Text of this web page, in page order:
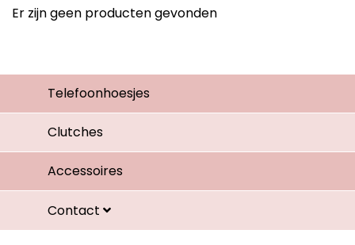
Er zijn geen producten gevonden
Telefoonhoesjes
Clutches
Accessoires
Contact